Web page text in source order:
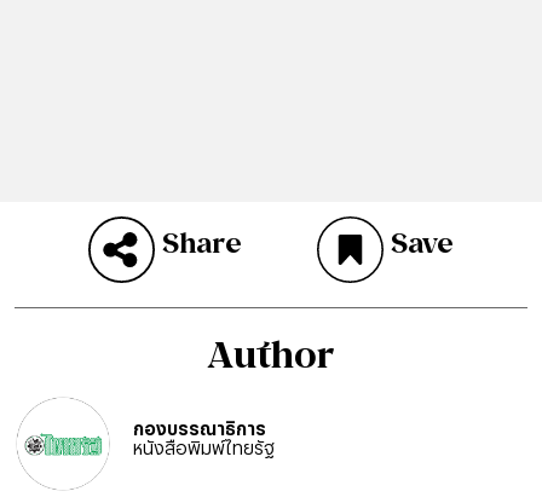
Share Save
Author
กองบรรณาธิการ
หนังสือพิมพ์ไทยรัฐ